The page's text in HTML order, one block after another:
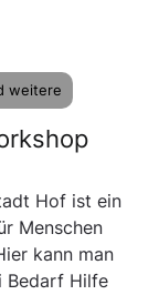
weitere
Hof ist ein
Menschen
kann man
Bedarf Hilfe